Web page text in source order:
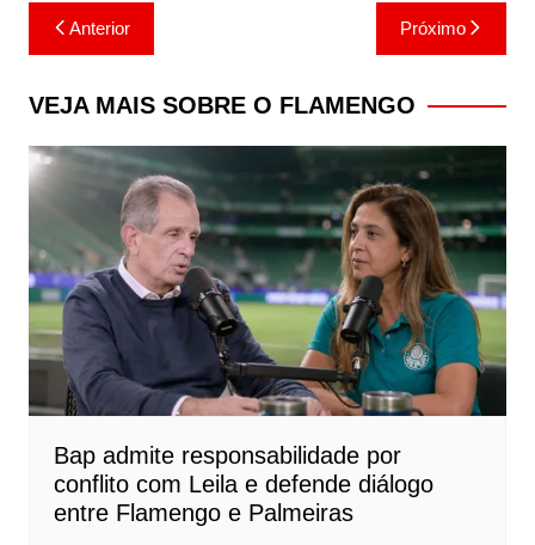
Navegação
de
Post
Anterior Próximo
VEJA MAIS SOBRE O FLAMENGO
Bap admite responsabilidade por
conflito com Leila e defende diálogo
entre Flamengo e Palmeiras